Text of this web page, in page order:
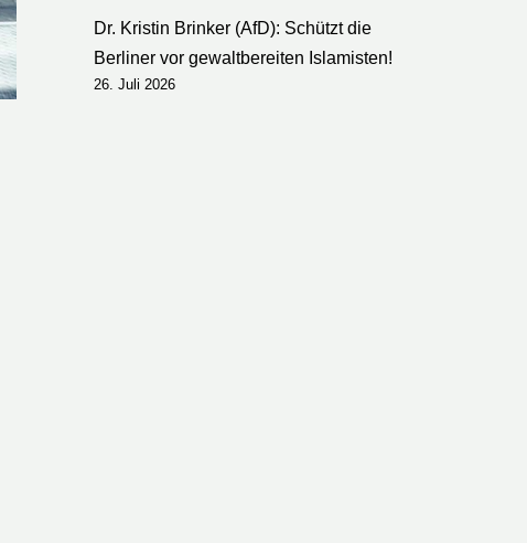
Dr. Kristin Brinker (AfD): Schützt die
Berliner vor gewaltbereiten Islamisten!
26. Juli 2026